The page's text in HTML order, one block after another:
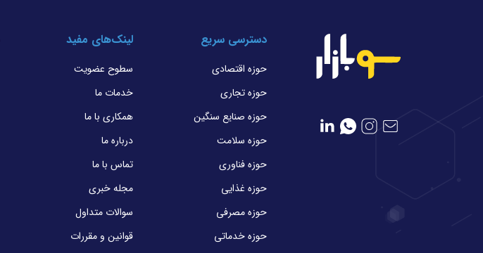
دسترسی سریع
حوزه اقتصادی
حوزه تجاری
حوزه صنایع سنگین
حوزه سلامت
حوزه فناوری
حوزه غذایی
حوزه مصرفی
حوزه خدماتی
لینک‌های مفید
سطوح عضویت
خدمات ما
همکاری با ما
درباره ما
تماس با ما
مجله خبری
سوالات متداول
قوانین و مقررات